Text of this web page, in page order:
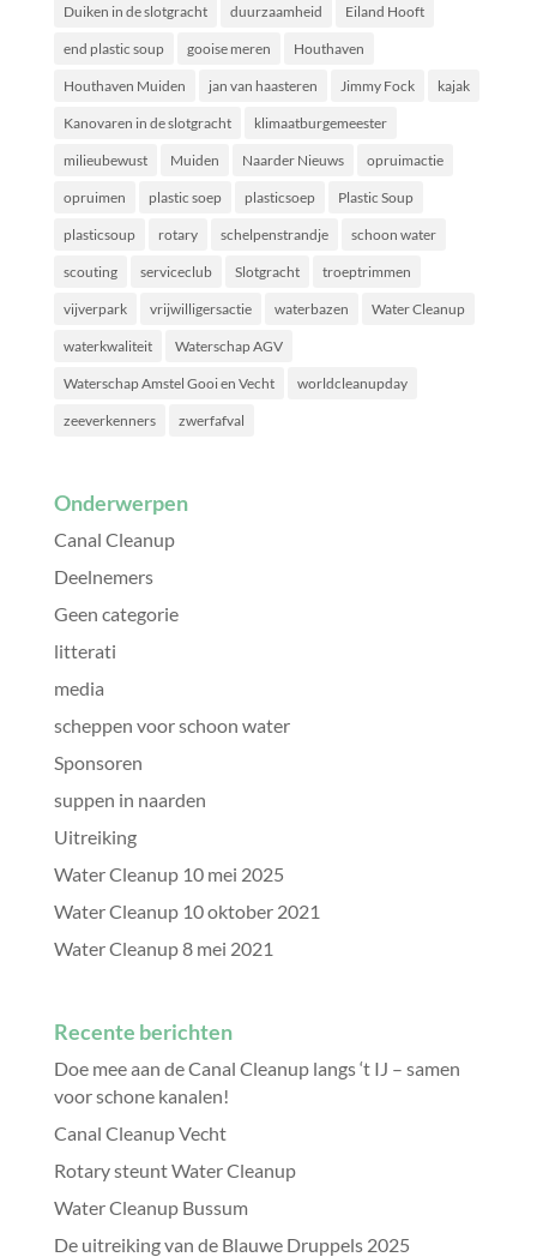
Duiken in de slotgracht duurzaamheid Eiland Hooft
end plastic soup gooise meren Houthaven
Houthaven Muiden jan van haasteren Jimmy Fock kajak
Kanovaren in de slotgracht klimaatburgemeester
milieubewust Muiden Naarder Nieuws opruimactie
opruimen plastic soep plasticsoep Plastic Soup
plasticsoup rotary schelpenstrandje schoon water
scouting serviceclub Slotgracht troeptrimmen
vijverpark vrijwilligersactie waterbazen Water Cleanup
waterkwaliteit Waterschap AGV
Waterschap Amstel Gooi en Vecht worldcleanupday
zeeverkenners zwerfafval
Onderwerpen
Canal Cleanup
Deelnemers
Geen categorie
litterati
media
scheppen voor schoon water
Sponsoren
suppen in naarden
Uitreiking
Water Cleanup 10 mei 2025
Water Cleanup 10 oktober 2021
Water Cleanup 8 mei 2021
Recente berichten
Doe mee aan de Canal Cleanup langs ‘t IJ – samen
voor schone kanalen!
Canal Cleanup Vecht
Rotary steunt Water Cleanup
Water Cleanup Bussum
De uitreiking van de Blauwe Druppels 2025